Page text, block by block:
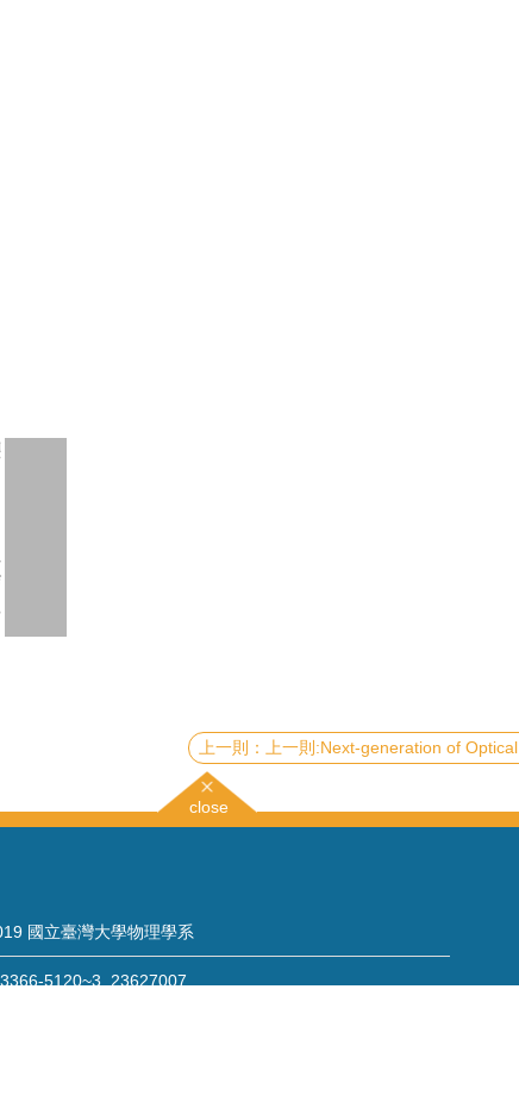
上一則:Next-generation of Optical System – Nanophotonic Metasurface for Light Management and Applications
close
國立臺灣大學物理學系
5120~3 23627007